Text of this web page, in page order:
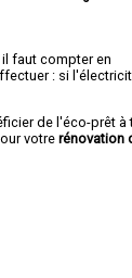
, il faut compter en
: si
de l'éco-prêt à
votre rénovation